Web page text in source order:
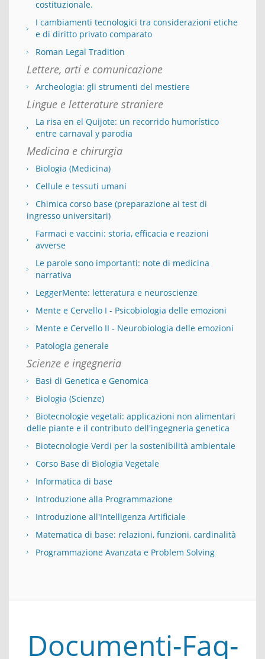
costituzionale.
I cambiamenti tecnologici tra considerazioni etiche
e di diritto privato comparato
Roman Legal Tradition
Lettere, arti e comunicazione
Archeologia: gli strumenti del mestiere
Lingue e letterature straniere
La risa en el Quijote: un recorrido humorístico
entre carnaval y parodia
Medicina e chirurgia
Biologia (Medicina)
Cellule e tessuti umani
Chimica corso base (preparazione ai test di
ingresso universitari)
Farmaci e vaccini: storia, efficacia e reazioni
avverse
Le parole sono importanti: note di medicina
narrativa
LeggerMente: letteratura e neuroscienze
Mente e Cervello I - Psicobiologia delle emozioni
Mente e Cervello II - Neurobiologia delle emozioni
Patologia generale
Scienze e ingegneria
Basi di Genetica e Genomica
Biologia (Scienze)
Biotecnologie vegetali: applicazioni non alimentari
delle piante e il contributo dell'ingegneria genetica
Biotecnologie Verdi per la sostenibilità ambientale
Corso Base di Biologia Vegetale
Informatica di base
Introduzione alla Programmazione
Introduzione all'Intelligenza Artificiale
Matematica di base: relazioni, funzioni, cardinalità
Programmazione Avanzata e Problem Solving
Documenti-Faq-